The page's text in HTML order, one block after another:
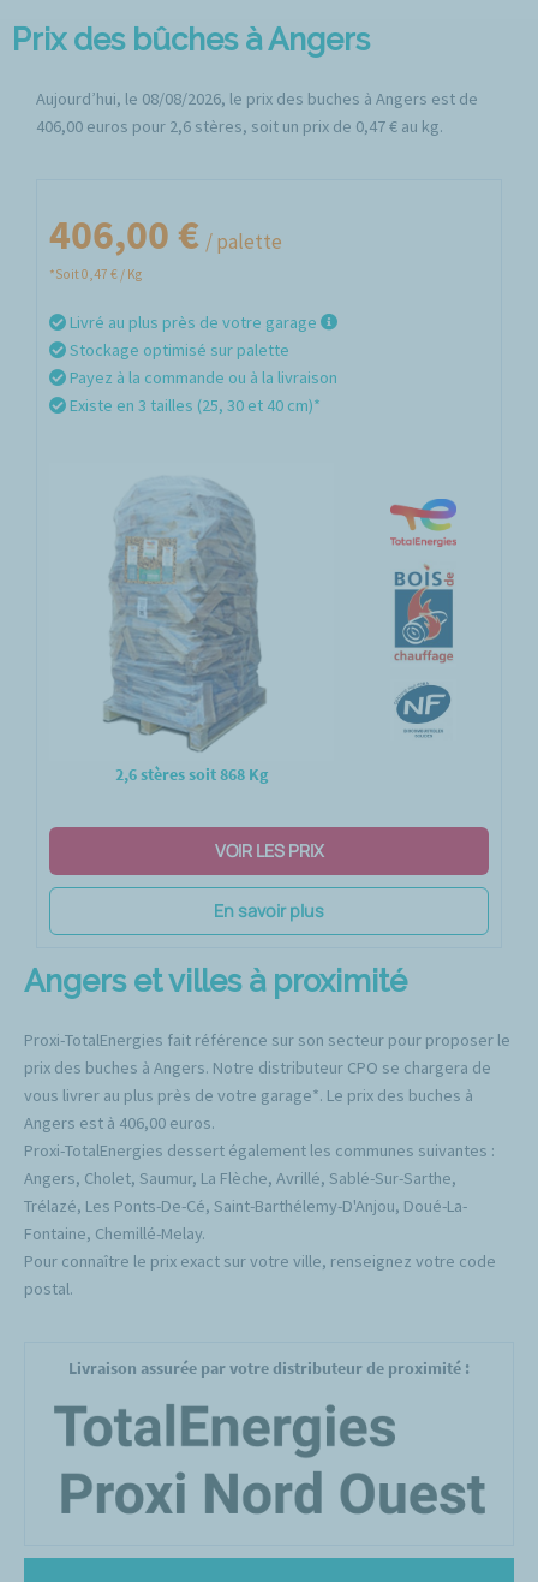
Prix des bûches à Angers
Aujourd’hui, le 08/08/2026, le prix des buches à Angers est de
406,00 euros pour 2,6 stères, soit un prix de 0,47 € au kg.
2,6 stères soit 868 Kg
406,00 € / palette
*Soit 0,47 € / Kg
Livré au plus près de votre garage
Stockage optimisé sur palette
Payez à la commande ou à la livraison
Existe en 3 tailles (25, 30 et 40 cm)*
VOIR LES PRIX
En savoir plus
Angers et villes à proximité
Proxi-TotalEnergies fait référence sur son secteur pour proposer le
prix des buches à Angers. Notre distributeur CPO se chargera de
vous livrer au plus près de votre garage*. Le prix des buches à
Angers est à 406,00 euros.
Proxi-TotalEnergies dessert également les communes suivantes :
Angers, Cholet, Saumur, La Flèche, Avrillé, Sablé-Sur-Sarthe,
Trélazé, Les Ponts-De-Cé, Saint-Barthélemy-D'Anjou, Doué-La-
Fontaine, Chemillé-Melay.
Pour connaître le prix exact sur votre ville, renseignez votre code
postal.
Livraison assurée par votre distributeur de proximité :